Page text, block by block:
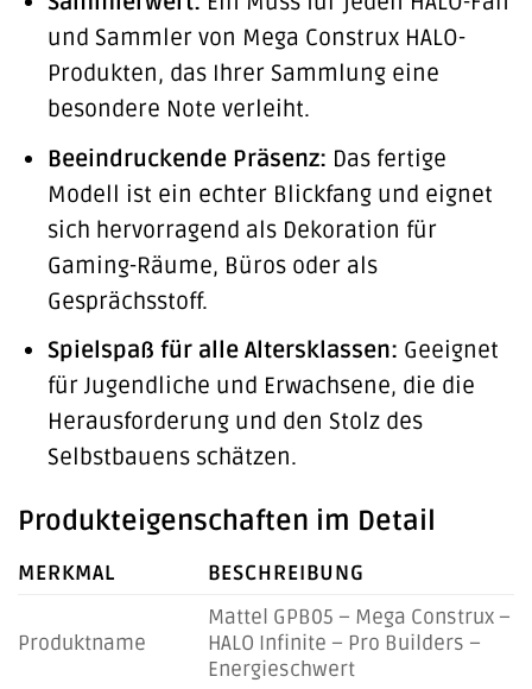
und Sammler von Mega Construx HALO-
Produkten, das Ihrer Sammlung eine
besondere Note verleiht.
Beeindruckende Präsenz: Das fertige
Modell ist ein echter Blickfang und eignet
sich hervorragend als Dekoration für
Gaming-Räume, Büros oder als
Gesprächsstoff.
Spielspaß für alle Altersklassen: Geeignet
für Jugendliche und Erwachsene, die die
Herausforderung und den Stolz des
Selbstbauens schätzen.
Produkteigenschaften im Detail
MERKMAL BESCHREIBUNG
Produktname
Mattel GPB05 – Mega Construx –
HALO Infinite – Pro Builders –
Energieschwert